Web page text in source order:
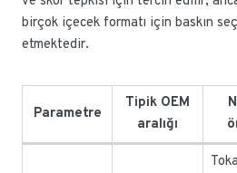
birçok içecek formatı için baskın
etmektedir.
Parametre
Tipik OEM
aralığı
Toka